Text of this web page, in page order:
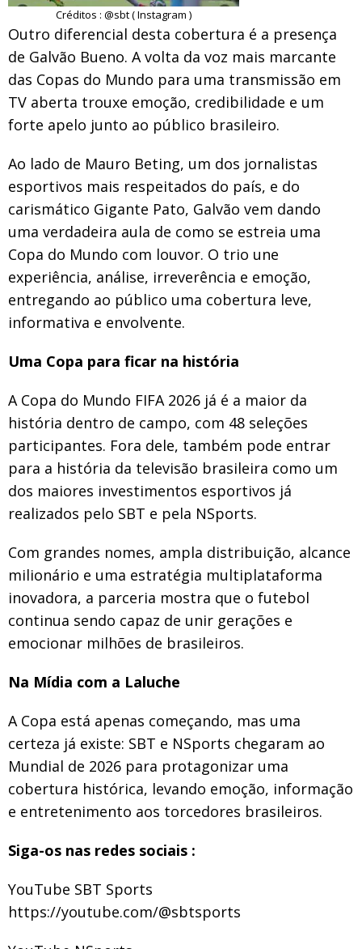
Créditos : @sbt ( Instagram )
Outro diferencial desta cobertura é a presença
de Galvão Bueno. A volta da voz mais marcante
das Copas do Mundo para uma transmissão em
TV aberta trouxe emoção, credibilidade e um
forte apelo junto ao público brasileiro.
Ao lado de Mauro Beting, um dos jornalistas
esportivos mais respeitados do país, e do
carismático Gigante Pato, Galvão vem dando
uma verdadeira aula de como se estreia uma
Copa do Mundo com louvor. O trio une
experiência, análise, irreverência e emoção,
entregando ao público uma cobertura leve,
informativa e envolvente.
Uma Copa para ficar na história
A Copa do Mundo FIFA 2026 já é a maior da
história dentro de campo, com 48 seleções
participantes. Fora dele, também pode entrar
para a história da televisão brasileira como um
dos maiores investimentos esportivos já
realizados pelo SBT e pela NSports.
Com grandes nomes, ampla distribuição, alcance
milionário e uma estratégia multiplataforma
inovadora, a parceria mostra que o futebol
continua sendo capaz de unir gerações e
emocionar milhões de brasileiros.
Na Mídia com a Laluche
A Copa está apenas começando, mas uma
certeza já existe: SBT e NSports chegaram ao
Mundial de 2026 para protagonizar uma
cobertura histórica, levando emoção, informação
e entretenimento aos torcedores brasileiros.
Siga-os nas redes sociais :
YouTube SBT Sports
https://youtube.com/@sbtsports